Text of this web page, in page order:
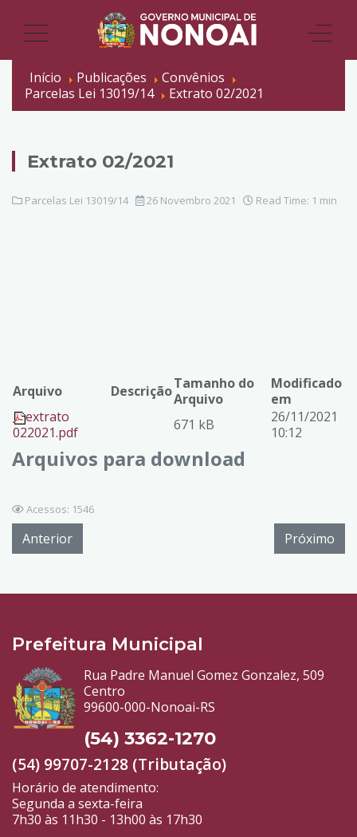
Início Publicações
Convênios
Parcelas Lei 13019/14
Extrato 02/2021
Extrato 02/2021
Parcelas Lei 13019/14 26 Novembro 2021 Read Time: 1 min
Arquivos para download
Arquivo DescriçãoTamanho do
Arquivo
Modificado
em
extrato
022021.pdf
671 kB
26/11/2021
10:12
Acessos: 1546
Anterior Próximo
Prefeitura Municipal
Rua Padre Manuel Gomez Gonzalez, 509
Centro
99600-000-Nonoai-RS
(54) 3362-1270
(54) 99707-2128 (Tributação)
Horário de atendimento:
Segunda a sexta-feira
7h30 às 11h30 - 13h00 às 17h30